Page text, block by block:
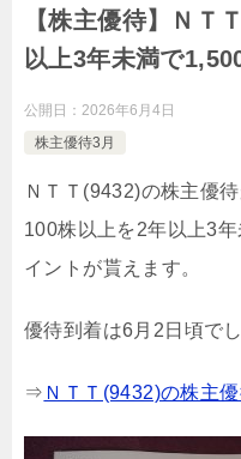
【株主優待】ＮＴ
以上3年未満で
公開日： 2026年6月4日
株主優待3月
ＮＴＴ(9432)の株主優
100株以上を2年以上3
イントが貰えます。
優待到着は6月2日頃で
⇒ ＮＴＴ(9432)の株主